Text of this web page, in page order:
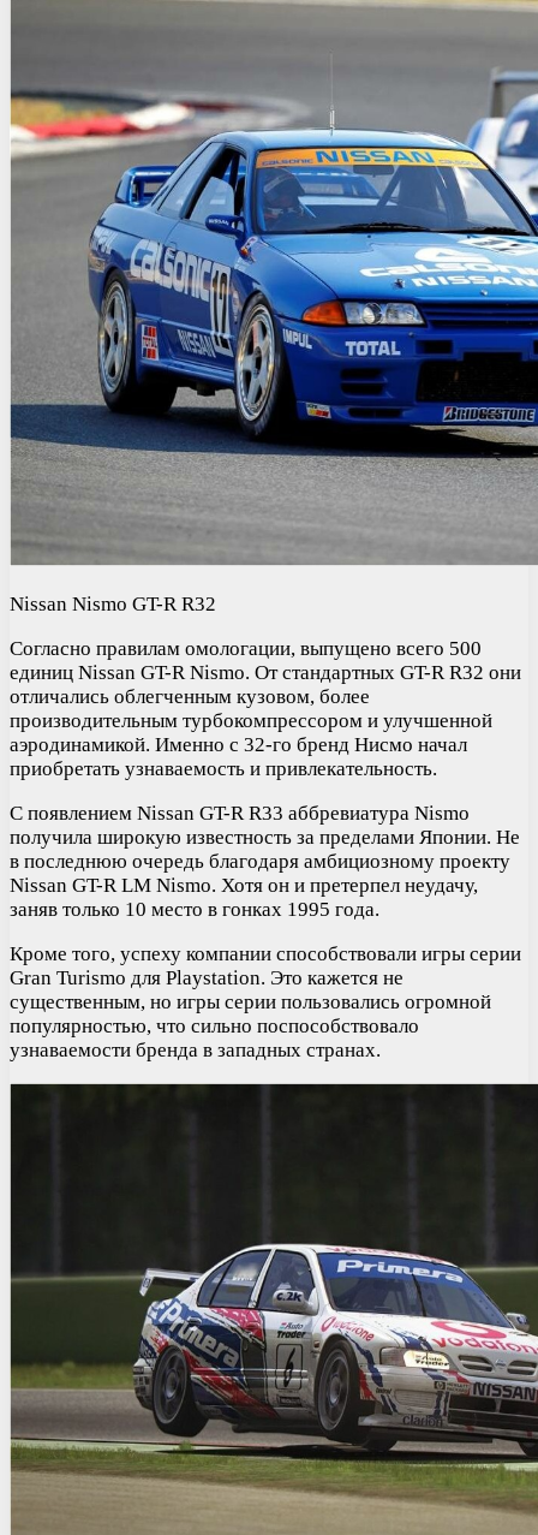
Nissan Nismo GT-R R32
Согласно правилам омологации, выпущено всего 500
единиц Nissan GT-R Nismo. От стандартных GT-R R32 они
отличались облегченным кузовом, более
производительным турбокомпрессором и улучшенной
аэродинамикой. Именно с 32-го бренд Нисмо начал
приобретать узнаваемость и привлекательность.
С появлением Nissan GT-R R33 аббревиатура Nismo
получила широкую известность за пределами Японии. Не
в последнюю очередь благодаря амбициозному проекту
Nissan GT-R LM Nismo. Хотя он и претерпел неудачу,
заняв только 10 место в гонках 1995 года.
Кроме того, успеху компании способствовали игры серии
Gran Turismo для Playstation. Это кажется не
существенным, но игры серии пользовались огромной
популярностью, что сильно поспособствовало
узнаваемости бренда в западных странах.